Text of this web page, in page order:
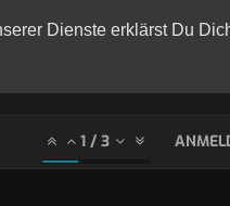
Dienste erklärst Du
1 / 3